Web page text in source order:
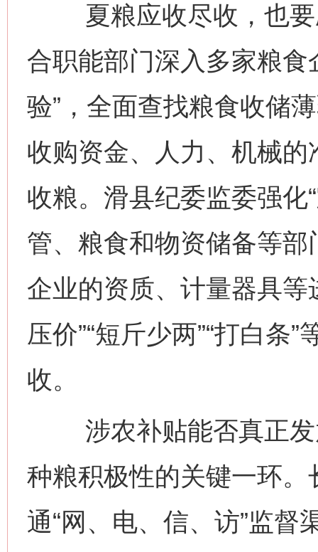
夏粮应收尽收，也要
合职能部门深入多家粮食
验”，全面查找粮食收储
收购资金、人力、机械
收粮。滑县纪委监委强化
管、粮食和物资储备等
企业的资质、计量器具等
压价”“短斤少两”“打白条
收。
涉农补贴能否真正发
种粮积极性的关键一环
通“网、电、信、访”监